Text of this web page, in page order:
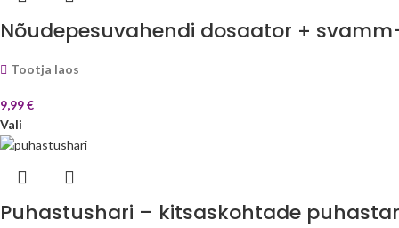
Nõudepesuvahendi dosaator +
Tootja laos
9,99€
Vali
Puhastushari – kitsaskohtade